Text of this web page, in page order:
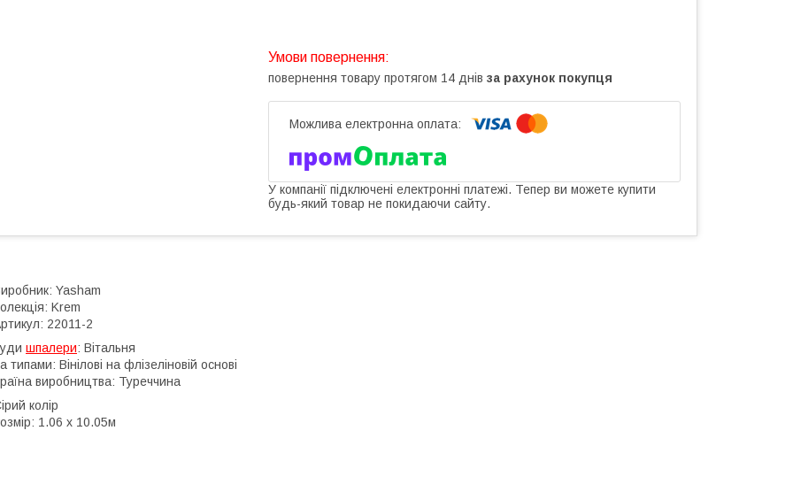
повернення товару протягом 14 днів за рахунок покупця
У компанії підключені електронні платежі. Тепер ви можете купити
будь-який товар не покидаючи сайту.
Yasham
Krem
22011-2
шпалери: Вітальня
типами: Вінілові на флізеліновій основі
виробництва: Туреччина
колір
1.06 x 10.05м